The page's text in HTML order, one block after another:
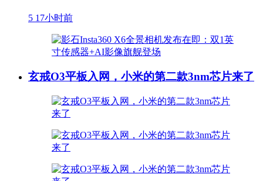
5 17小时前
玄戒O3平板入网，小米的第二款3nm芯片来了